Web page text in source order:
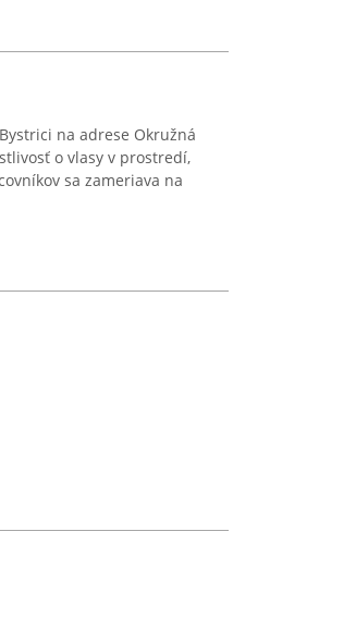
na adrese Okružná
o vlasy v prostredí,
sa zameriava na